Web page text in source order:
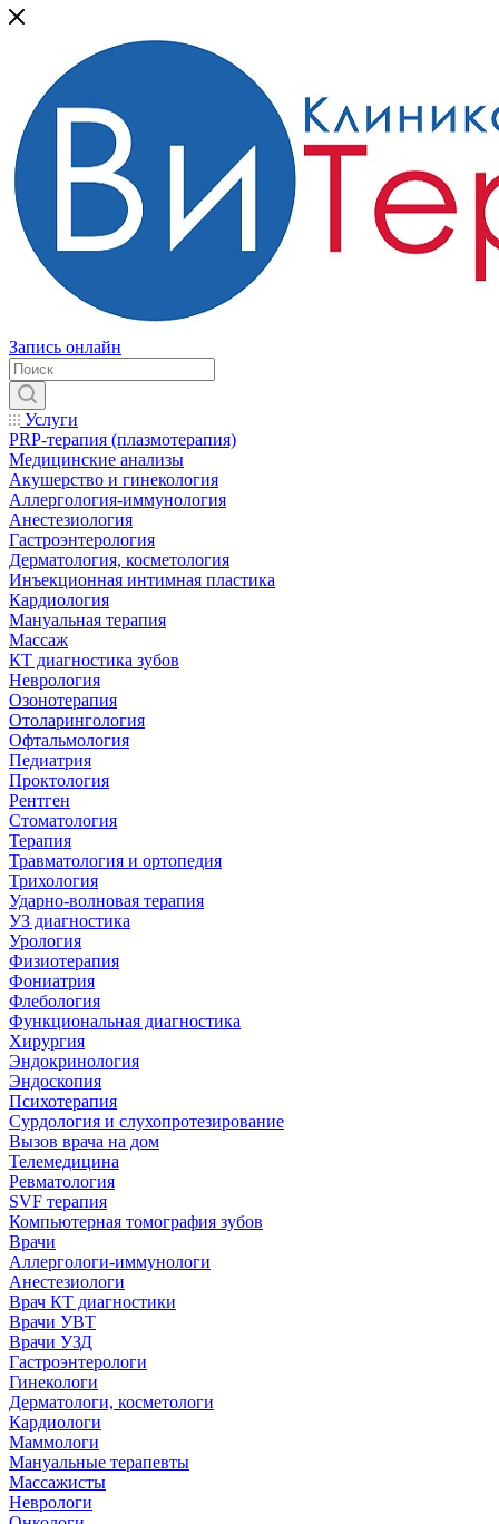
Запись онлайн
Услуги
PRP-терапия (плазмотерапия)
Медицинские анализы
Акушерство и гинекология
Аллергология-иммунология
Анестезиология
Гастроэнтерология
Дерматология, косметология
Инъекционная интимная пластика
Кардиология
Мануальная терапия
Массаж
КТ диагностика зубов
Неврология
Озонотерапия
Отоларингология
Офтальмология
Педиатрия
Проктология
Рентген
Стоматология
Терапия
Травматология и ортопедия
Трихология
Ударно-волновая терапия
УЗ диагностика
Урология
Физиотерапия
Фониатрия
Флебология
Функциональная диагностика
Хирургия
Эндокринология
Эндоскопия
Психотерапия
Сурдология и слухопротезирование
Вызов врача на дом
Телемедицина
Ревматология
SVF терапия
Компьютерная томография зубов
Врачи
Аллергологи-иммунологи
Анестезиологи
Врач КТ диагностики
Врачи УВТ
Врачи УЗД
Гастроэнтерологи
Гинекологи
Дерматологи, косметологи
Кардиологи
Маммологи
Мануальные терапевты
Массажисты
Неврологи